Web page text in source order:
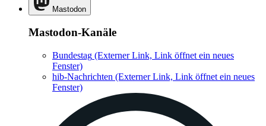
Mastodon
Mastodon-Kanäle
Bundestag (Externer Link, Link öffnet ein neues
Fenster)
hib-Nachrichten (Externer Link, Link öffnet ein neues
Fenster)